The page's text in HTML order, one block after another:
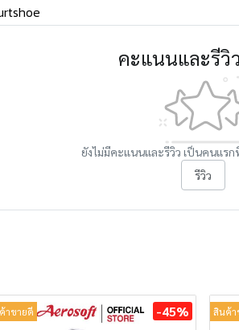
คะแนนและรีวิ
ยังไม่มีคะแนนและรีวิว เป็นคนแร
รีวิว
าขายดี -45% สินค้า